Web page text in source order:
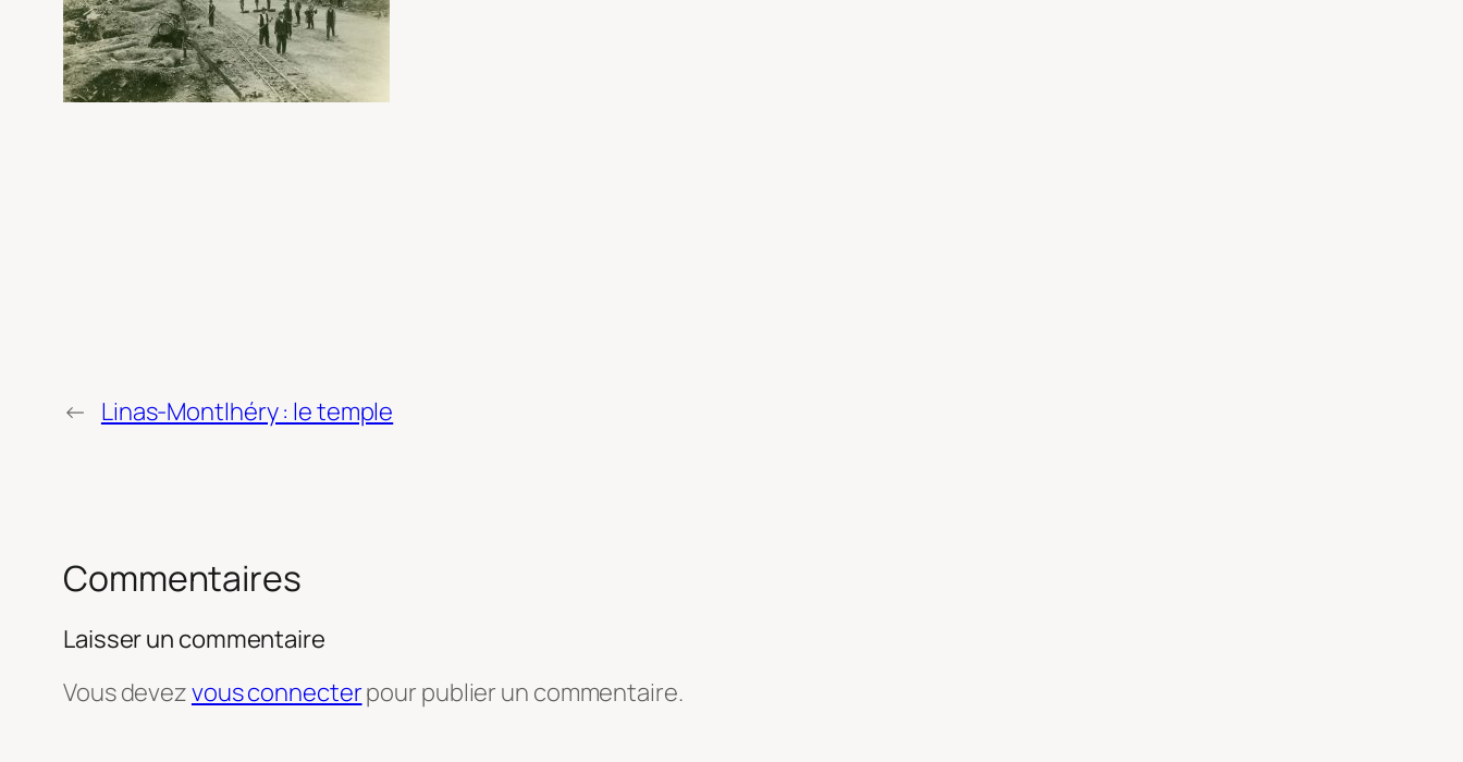
← Linas-Montlhéry : le temple
Commentaires
Laisser un commentaire
Vous devezvous connecterpour publier un commentaire.